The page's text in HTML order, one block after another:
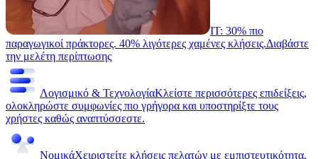
IT: 30% πιο
παραγωγικοί πράκτορες. 40% λιγότερες χαμένες κλήσεις.Διαβάστε
την μελέτη περίπτωσης
Λογισμικό & ΤεχνολογίαΚλείστε περισσότερες επιδείξεις,
ολοκληρώστε συμφωνίες πιο γρήγορα και υποστηρίξτε τους
χρήστες καθώς αναπτύσσεστε.
ΝομικάΧειριστείτε κλήσεις πελατών με εμπιστευτικότητα,